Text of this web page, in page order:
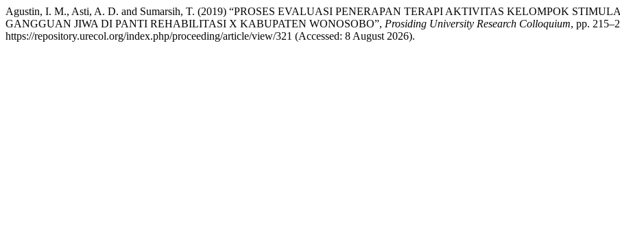
Agustin, I. M., Asti, A. D. and Sumarsih, T. (2019) “PROSES EVALUASI PENERAPAN TERAPI AKTIVITAS KELOMPOK
GANGGUAN JIWA DI PANTI REHABILITASI X KABUPATEN WONOSOBO”, Prosiding University Research Colloquium, pp.
https://repository.urecol.org/index.php/proceeding/article/view/321 (Accessed: 8 August 2026).